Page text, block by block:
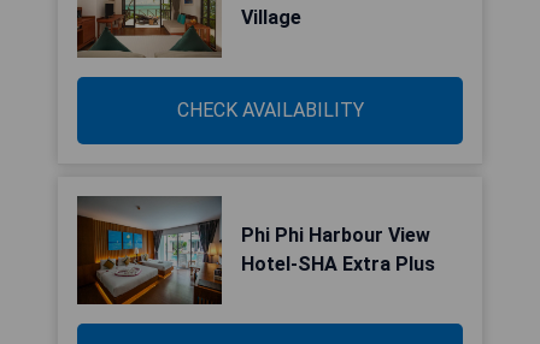
Village
CHECK AVAILABILITY
Phi Phi Harbour View
Hotel-SHA Extra Plus